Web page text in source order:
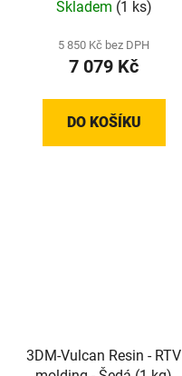
tlumení a těsnění (Grey)
Skladem (1 ks)
5 850 Kč bez DPH
7 079 Kč
DO KOŠÍKU
3DM-Vulcan Resin - RTV